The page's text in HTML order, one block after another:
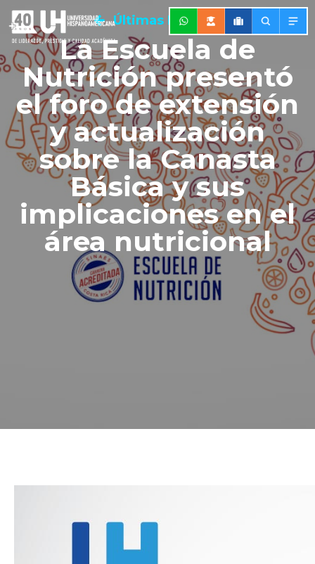
Últimas Noticias
La Escuela de
Nutrición presentó
el foro de extensión
y actualización
sobre la Canasta
Básica y sus
implicaciones en el
área nutricional